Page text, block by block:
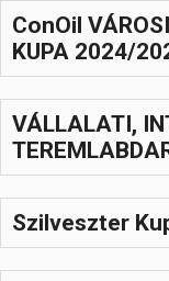
ConOil
KUPA 2024/
VÁLLALATI,
Szilveszter